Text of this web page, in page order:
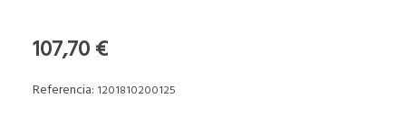
107,70 €
Referencia: 1201810200125